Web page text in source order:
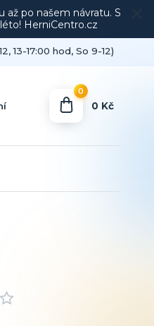
až po našem návratu. S
HerniCentro.cz
13-17:00 hod, So 9-12)
0
0 Kč